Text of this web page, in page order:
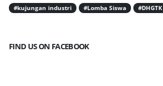
#kujungan industri
#Lomba Siswa #DHGTK
FIND US ON FACEBOOK